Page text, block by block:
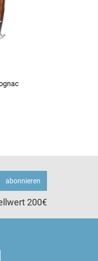
abonnieren
200€